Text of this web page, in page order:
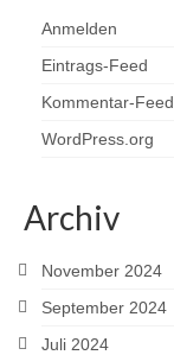
Anmelden
Eintrags-Feed
Kommentar-Feed
WordPress.org
Archiv
November 2024
September 2024
Juli 2024